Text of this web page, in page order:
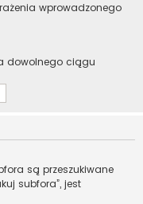
wprowadzonego
dowolnego ciągu
są przeszukiwane
subfora”, jest